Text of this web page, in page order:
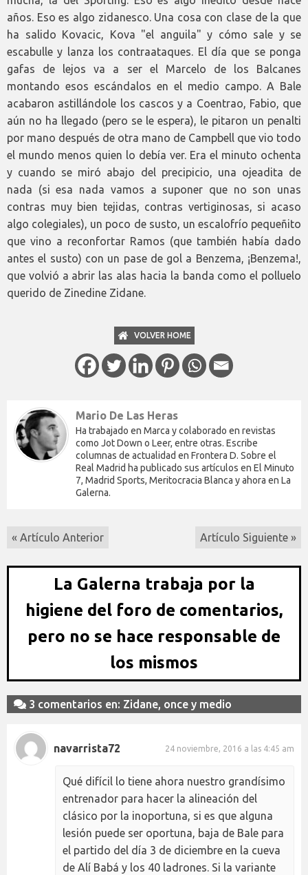
años. Eso es algo zidanesco. Una cosa con clase de la que
ha salido Kovacic, Kova "el anguila" y cómo sale y se
escabulle y lanza los contraataques. El día que se ponga
gafas de lejos va a ser el Marcelo de los Balcanes
montando esos escándalos en el medio campo. A Bale
acabaron astillándole los cascos y a Coentrao, Fabio, que
aún no ha llegado (pero se le espera), le pitaron un penalti
por mano después de otra mano de Campbell que vio todo
el mundo menos quien lo debía ver. Era el minuto ochenta
y cuando se miró abajo del precipicio, una ojeadita de
nada (si esa nada vamos a suponer que no son unas
contras muy bien tejidas, contras vertiginosas, si acaso
algo colegiales), un poco de susto, un escalofrío pequeñito
que vino a reconfortar Ramos (que también había dado
antes el susto) con un pase de gol a Benzema, ¡Benzema!,
que volvió a abrir las alas hacia la banda como el polluelo
querido de Zinedine Zidane.
VOLVER HOME
Mario De Las Heras
Ha trabajado en Marca y colaborado en revistas
como Jot Down o Leer, entre otras. Escribe
columnas de actualidad en Frontera D. Sobre el
Real Madrid ha publicado sus artículos en El Minuto
7, Madrid Sports, Meritocracia Blanca y ahora en La
Galerna.
« Artículo Anterior Artículo Siguiente »
La Galerna trabaja por la
higiene del foro de comentarios,
pero no se hace responsable de
los mismos
3 comentarios en: Zidane, once y medio
navarrista72 24 noviembre, 2016 a las 4:45 am
Qué difícil lo tiene ahora nuestro grandísimo
entrenador para hacer la alineación del
clásico por la inoportuna, si es que alguna
lesión puede ser oportuna, baja de Bale para
el partido del día 3 de diciembre en la cueva
de Alí Babá y los 40 ladrones. Si la variante